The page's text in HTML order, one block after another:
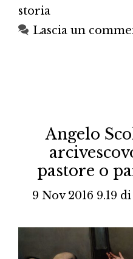
storia
Lascia un
Angelo
pastore o
9 Nov 2016 9.19 di